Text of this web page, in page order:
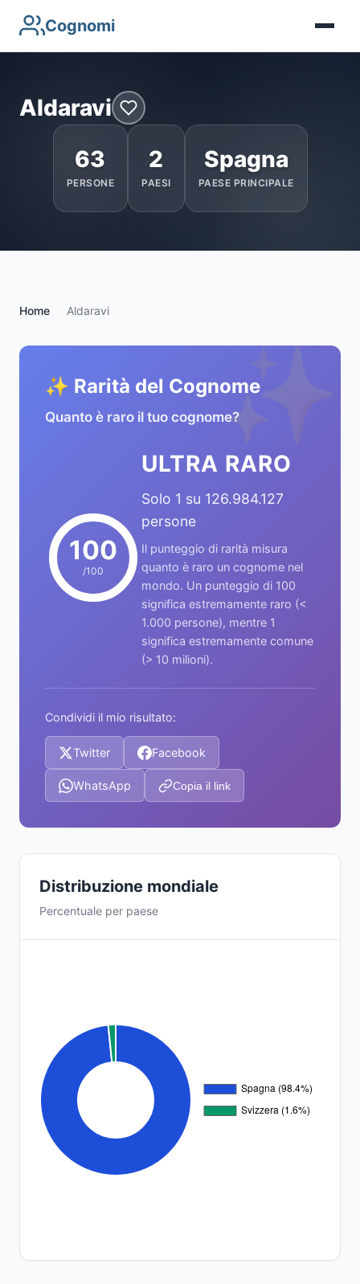
Cognomi
Aldaravi
63
PERSONE
2
PAESI
Spagna
PAESE PRINCIPALE
Home Aldaravi
✨
✨ Rarità del Cognome
Quanto è raro il tuo cognome?
100
/100
ULTRA RARO
Solo 1 su 126.984.127
persone
Il punteggio di rarità misura
quanto è raro un cognome nel
mondo. Un punteggio di 100
significa estremamente raro (<
1.000 persone), mentre 1
significa estremamente comune
(> 10 milioni).
Condividi il mio risultato:
Twitter Facebook
WhatsApp Copia il link
Distribuzione mondiale
Percentuale per paese